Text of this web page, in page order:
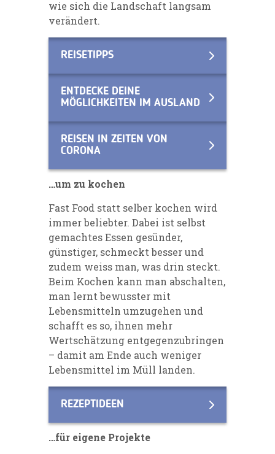
wie sich die Landschaft langsam
verändert.
REISETIPPS
ENTDECKE DEINE
MÖGLICHKEITEN IM AUSLAND
REISEN IN ZEITEN VON
CORONA
…um zu kochen
Fast Food statt selber kochen wird
immer beliebter. Dabei ist selbst
gemachtes Essen gesünder,
günstiger, schmeckt besser und
zudem weiss man, was drin steckt.
Beim Kochen kann man abschalten,
man lernt bewusster mit
Lebensmitteln umzugehen und
schafft es so, ihnen mehr
Wertschätzung entgegenzubringen
– damit am Ende auch weniger
Lebensmittel im Müll landen.
REZEPTIDEEN
…für eigene Projekte